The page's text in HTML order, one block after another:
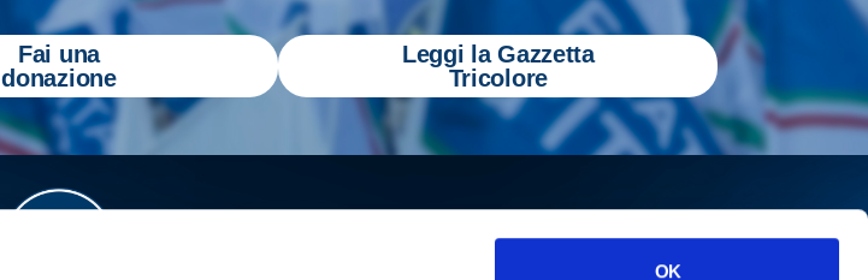
OK
Fai una
donazione
Leggi la Gazzetta
Tricolore